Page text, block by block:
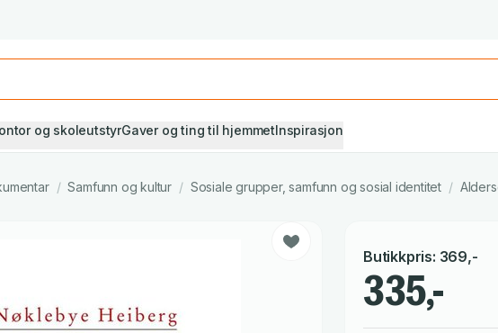
og skoleutstyrGaver og ting til hjemmetInspirasjon
/ Samfunn og kultur / Sosiale grupper, samfunn og sosial identitet /
Butikkpris: 369,-
335,-